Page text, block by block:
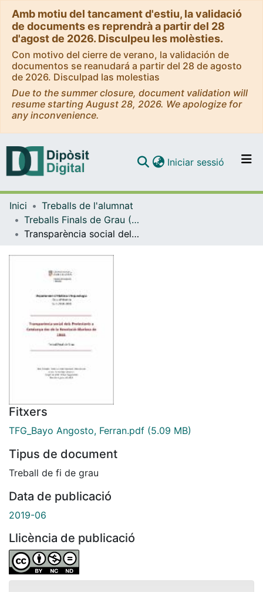
Amb motiu del tancament d'estiu, la validació
de documents es reprendrà a partir del 28
d'agost de 2026. Disculpeu les molèsties.
Con motivo del cierre de verano, la validación de
documentos se reanudará a partir del 28 de agosto
de 2026. Disculpad las molestias
Due to the summer closure, document validation will
resume starting August 28, 2026. We apologize for
any inconvenience.
Navega per tot el DD
Com publicar
Iniciar sessió (current)
Inici
Treballs de l'alumnat
Treballs Finals de Grau (TFG) - Història
Transparència social dels Protestants a Catalunya des de la Revolució Gloriosa de 1868
Fitxers
TFG_Bayo Angosto, Ferran.pdf (5.09 MB)
Tipus de document
Treball de fi de grau
Data de publicació
2019-06
Llicència de publicació